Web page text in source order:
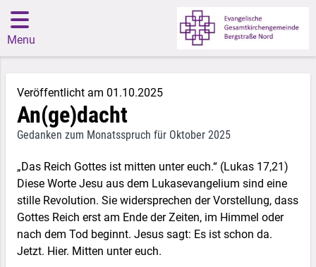
Menu
Veröffentlicht am 01.10.2025
An(ge)dacht
Gedanken zum Monatsspruch für Oktober 2025
„Das Reich Gottes ist mitten unter euch.“ (Lukas 17,21)
Diese Worte Jesu aus dem Lukasevangelium sind eine
stille Revolution. Sie widersprechen der Vorstellung, dass
Gottes Reich erst am Ende der Zeiten, im Himmel oder
nach dem Tod beginnt. Jesus sagt: Es ist schon da.
Jetzt. Hier. Mitten unter euch.